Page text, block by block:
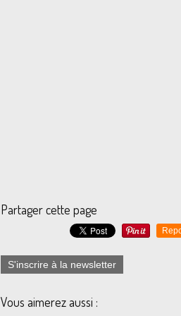
Partager cette page
S'inscrire à la newsletter
Vous aimerez aussi :